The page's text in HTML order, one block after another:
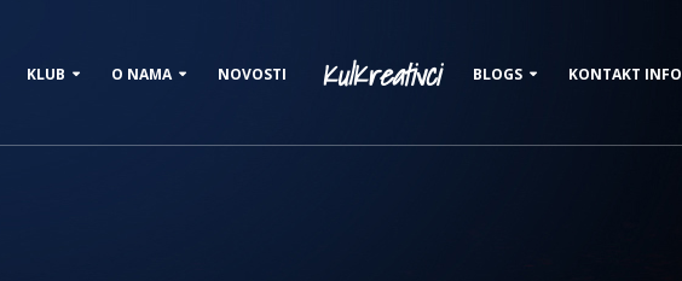
KLUB O NAMA NOVOSTI KulKreativci BLOGS KONTAKT INFO